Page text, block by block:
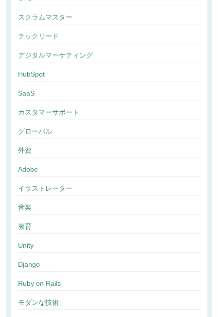
スクラムマスター
テックリード
デジタルマーケティング
HubSpot
SaaS
カスタマーサポート
グローバル
外資
Adobe
イラストレーター
音楽
教育
Unity
Django
Ruby on Rails
モダンな技術